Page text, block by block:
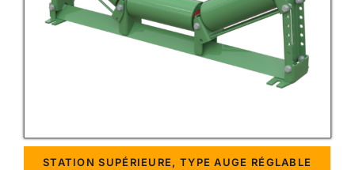
STATION SUPÉRIEURE, TYPE AUGE RÉGLABLE